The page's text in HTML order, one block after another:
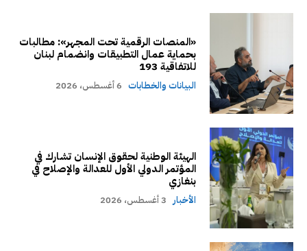
«المنصات الرقمية تحت المجهر»: مطالبات
بحماية عمال التطبيقات وانضمام لبنان
للاتفاقية 193
البيانات والخطابات 6 أغسطس، 2026
الهيئة الوطنية لحقوق الإنسان تشارك في
المؤتمر الدولي الأول للعدالة والإصلاح في
بنغازي
الأخبار 3 أغسطس، 2026